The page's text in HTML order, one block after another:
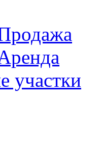
участки